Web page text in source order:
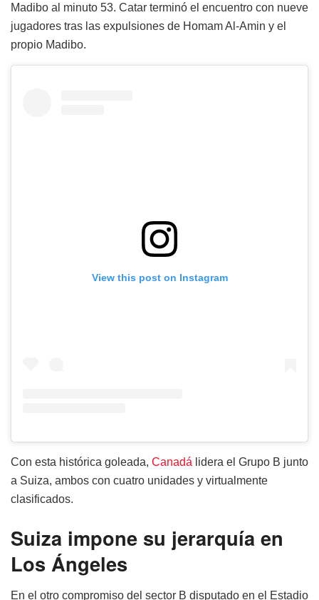
Madibo al minuto 53. Catar terminó el encuentro con nueve
jugadores tras las expulsiones de Homam Al-Amin y el
propio Madibo.
View this post on Instagram
Con esta histórica goleada, Canadá lidera el Grupo B junto
a Suiza, ambos con cuatro unidades y virtualmente
clasificados.
Suiza impone su jerarquía en
Los Ángeles
En el otro compromiso del sector B disputado en el Estadio